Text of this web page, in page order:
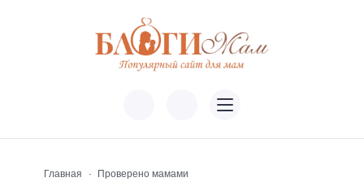
Главная Проверено мамами